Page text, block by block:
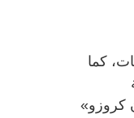
كما
كروزو»